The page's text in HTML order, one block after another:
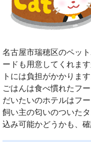
名古屋市瑞穂区のペッ
ードも用意してくれま
トには負担がかかります
ごはんは食べ慣れたフ
だいたいのホテルはフ
飼い主の匂いのついた
込み可能かどうかも、確